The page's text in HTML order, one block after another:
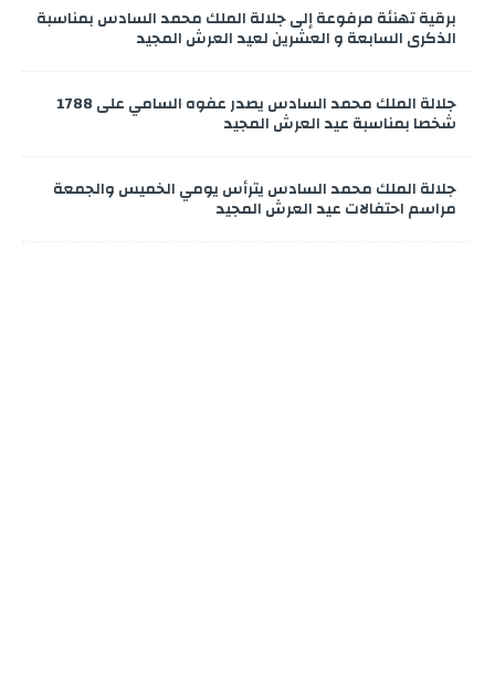
برقية تهنئة مرفوعة إلى جلالة الملك محمد السادس بمناسبة
الذكرى السابعة و العشرين لعيد العرش المجيد
جلالة الملك محمد السادس يصدر عفوه السامي على 1788
شخصا بمناسبة عيد العرش المجيد
جلالة الملك محمد السادس يترأس يومي الخميس والجمعة
مراسم احتفالات عيد العرش المجيد